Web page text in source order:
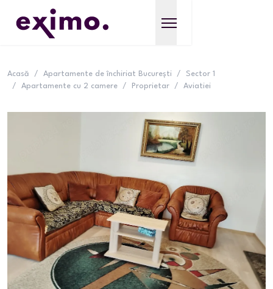
Acasă / Apartamente de închiriat București /
Sector 1
/
Apartamente cu 2 camere / Proprietar / Aviatiei